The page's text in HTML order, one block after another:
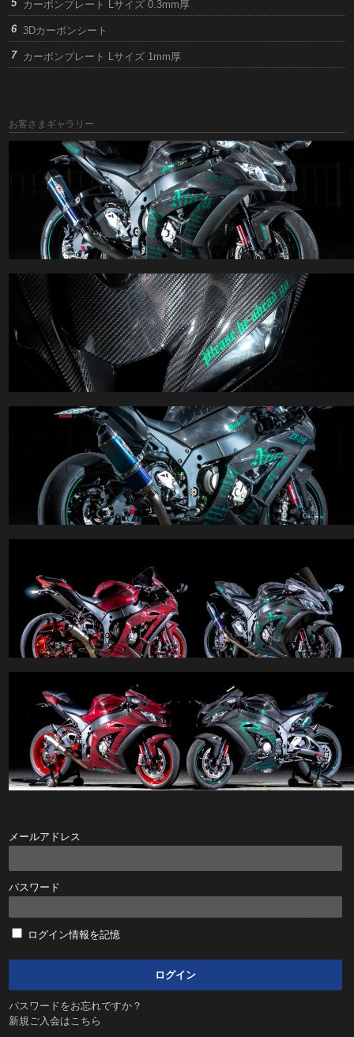
カーボンプレート Lサイズ 0.3mm厚
3Dカーボンシート
カーボンプレート Lサイズ 1mm厚
お客さまギャラリー
メールアドレス
パスワード
ログイン情報を記憶
パスワードをお忘れですか？
新規ご入会はこちら